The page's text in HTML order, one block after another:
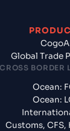
Global Trade
CROSS BORDER
Ocean:
Ocean:
Customs, CFS,